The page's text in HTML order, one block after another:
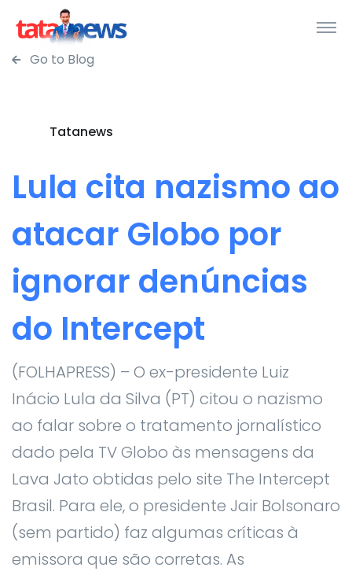
Go to Blog
Tatanews
Lula cita nazismo ao
atacar Globo por
ignorar denúncias
do Intercept
(FOLHAPRESS) – O ex-presidente Luiz
Inácio Lula da Silva (PT) citou o nazismo
ao falar sobre o tratamento jornalístico
dado pela TV Globo às mensagens da
Lava Jato obtidas pelo site The Intercept
Brasil. Para ele, o presidente Jair Bolsonaro
(sem partido) faz algumas críticas à
emissora que são corretas. As